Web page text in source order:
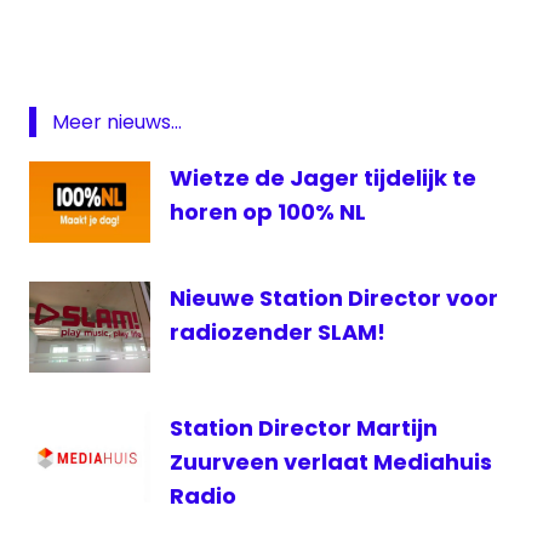
Meer nieuws...
Wietze de Jager tijdelijk te
horen op 100% NL
Nieuwe Station Director voor
radiozender SLAM!
Station Director Martijn
Zuurveen verlaat Mediahuis
Radio